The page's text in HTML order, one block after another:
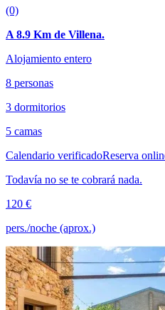
(0)
A 8.9 Km de Villena.
Alojamiento entero
8 personas
3 dormitorios
5 camas
Calendario verificadoReserva
Todavía no se te cobrará nada.
120 €
pers./noche (aprox.)